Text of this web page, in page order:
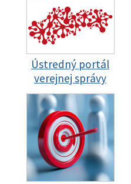
Ústredný portál
verejnej správy